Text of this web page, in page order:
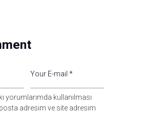
yorumlarımda kullanılması
adresim ve site adresim